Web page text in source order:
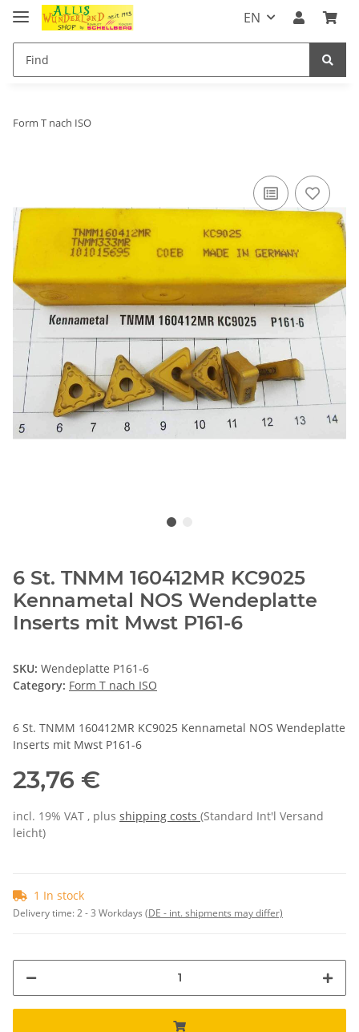
EN
Form T nach ISO
6 St. TNMM 160412MR KC9025
Kennametal NOS Wendeplatte
Inserts mit Mwst P161-6
SKU: Wendeplatte P161-6
Category: Form T nach ISO
6 St. TNMM 160412MR KC9025 Kennametal NOS Wendeplatte
Inserts mit Mwst P161-6
23,76 €
incl. 19% VAT , plus shipping costs (Standard Int'l Versand
leicht)
1 In stock
Delivery time:2 - 3 Workdays (DE - int. shipments may differ)